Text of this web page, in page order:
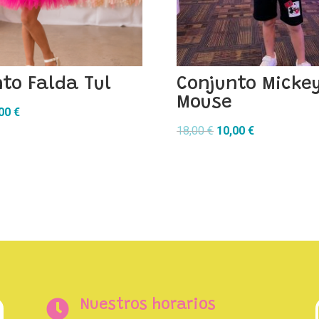
Falda Tul
€El
Conjunto
Mouse
18,00€ El
10,00€El
 Nuestros horarios